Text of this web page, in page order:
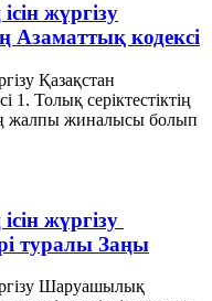
iсiн жүргiзу
Азаматтық кодексi
Қазақстан
1. Толық серiктестiктiң
жалпы жиналысы болып
iсiн жүргiзу
туралы Заңы
Шаруашылық